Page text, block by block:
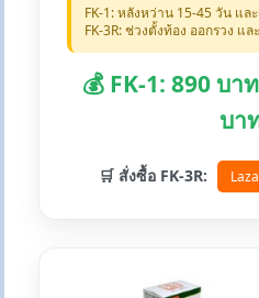
FK-1: หลังหว่าน 15-45 วัน แล
FK-3R: ช่วงตั้งท้อง ออกรวง แ
💰 FK-1: 890 บา
บา
🛒 สั่งซื้อ FK-3R: